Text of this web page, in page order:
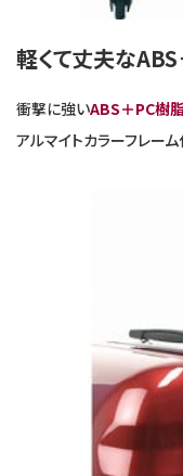
軽くて丈夫な
衝撃に強いABS＋PC樹
アルマイトカラーフレーム